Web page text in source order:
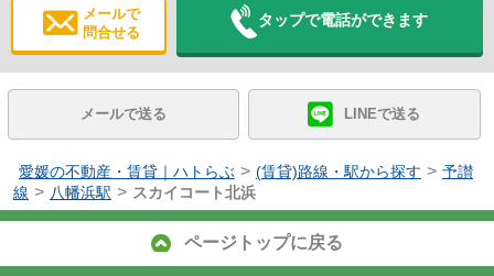
メールで
問合せる
タップで電話ができます
メールで送る LINEで送る
愛媛の不動産・賃貸｜ハトらぶ > (賃貸)路線・駅から探す > 予讃
線 > 八幡浜駅 > スカイコート北浜
ページトップに戻る